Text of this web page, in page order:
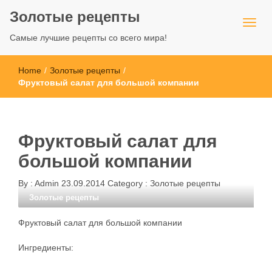
Золотые рецепты
Самые лучшие рецепты со всего мира!
Home / Золотые рецепты /
Фруктовый салат для большой компании
Фруктовый салат для
большой компании
By : Admin 23.09.2014 Category : Золотые рецепты
Золотые рецепты
Фруктовый салат для большой компании
Ингредиенты: